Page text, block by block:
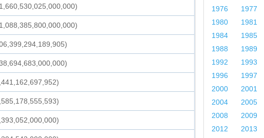
1976
1977
1980
1981
1984
1985
1988
1989
1992
1993
1996
1997
2000
2001
2004
2005
2008
2009
2012
2013